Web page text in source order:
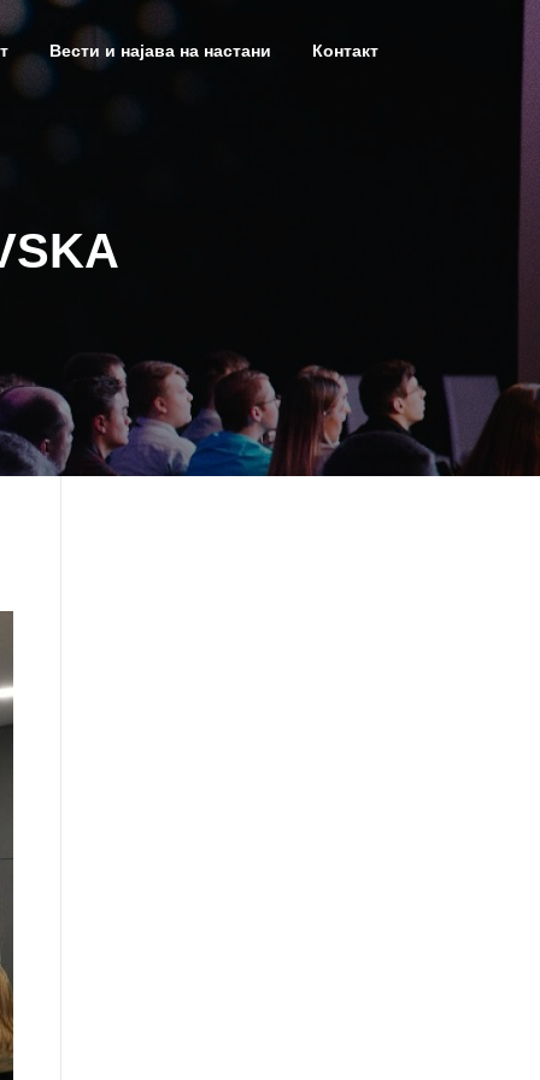
Вести и најава на настани Контакт